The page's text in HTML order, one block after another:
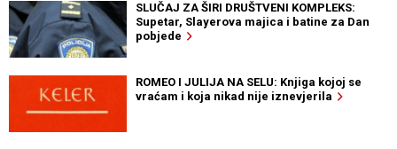
SLUČAJ ZA ŠIRI DRUŠTVENI KOMPLEKS:
Supetar, Slayerova majica i batine za Dan
pobjede
ROMEO I JULIJA NA SELU: Knjiga kojoj se
vraćam i koja nikad nije iznevjerila